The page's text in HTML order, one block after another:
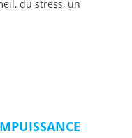
du stress, un